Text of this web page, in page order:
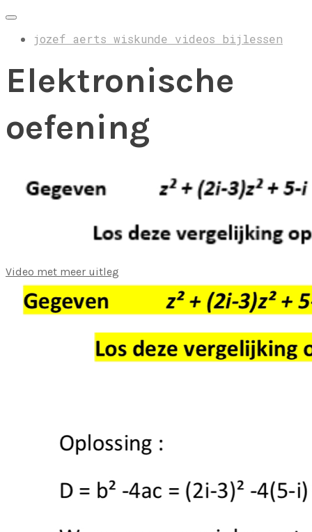
jozef aerts wiskunde videos bijlessen
Elektronische
oefening
Video met meer uitleg